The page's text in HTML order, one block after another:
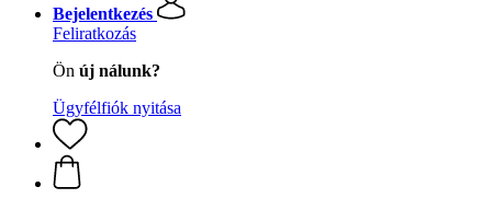
Bejelentkezés
Feliratkozás
Ön új nálunk?
Ügyfélfiók nyitása